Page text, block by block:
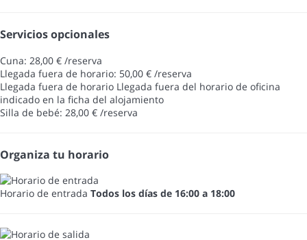
Servicios opcionales
Cuna: 28,00 € /reserva
Llegada fuera de horario: 50,00 € /reserva
Llegada fuera de horario Llegada fuera del horario de oficina
indicado en la ficha del alojamiento
Silla de bebé: 28,00 € /reserva
Organiza tu horario
Horario de entrada Todos los días de 16:00 a 18:00